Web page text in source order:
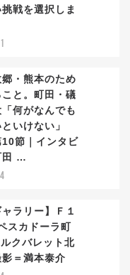
戦を選択しま
・熊本のため
と。町田・礒
「何がなんでも
いけない」
10節｜インタビ
田 …
ャラリー】Ｆ１
スカドーラ町
クバレット北
＝満本泰介